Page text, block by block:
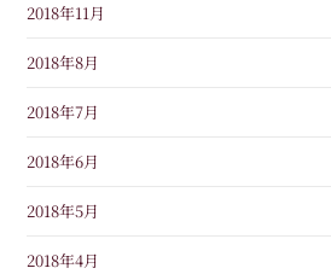
2018年11月
2018年8月
2018年7月
2018年6月
2018年5月
2018年4月